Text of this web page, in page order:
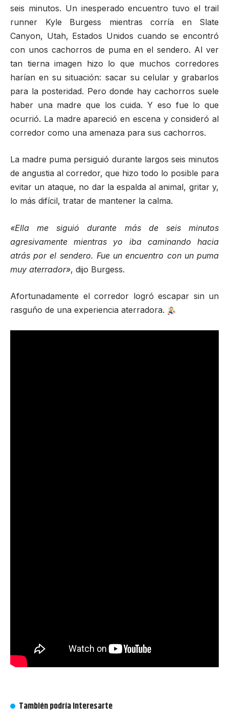
seis minutos. Un inesperado encuentro tuvo el trail
runner Kyle Burgess mientras corría en Slate
Canyon, Utah, Estados Unidos cuando se encontró
con unos cachorros de puma en el sendero. Al ver
tan tierna imagen hizo lo que muchos corredores
harían en su situación: sacar su celular y grabarlos
para la posteridad. Pero donde hay cachorros suele
haber una madre que los cuida. Y eso fue lo que
ocurrió. La madre apareció en escena y consideró al
corredor como una amenaza para sus cachorros.
La madre puma persiguió durante largos seis minutos
de angustia al corredor, que hizo todo lo posible para
evitar un ataque, no dar la espalda al animal, gritar y,
lo más difícil, tratar de mantener la calma.
«Ella me siguió durante más de seis minutos
agresivamente mientras yo iba caminando hacia
atrás por el sendero. Fue un encuentro con un puma
muy aterrador», dijo Burgess.
Afortunadamente el corredor logró escapar sin un
rasguño de una experiencia aterradora.
También podría interesarte